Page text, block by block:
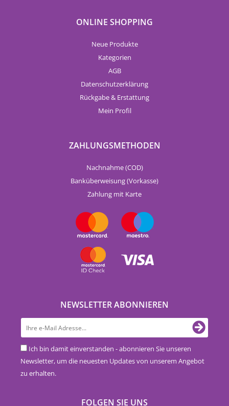
ONLINE SHOPPING
Neue Produkte
Kategorien
AGB
Datenschutzerklärung
Rückgabe & Erstattung
Mein Profil
ZAHLUNGSMETHODEN
Nachnahme (COD)
Banküberweisung (Vorkasse)
Zahlung mit Karte
NEWSLETTER ABONNIEREN
Ich bin damit einverstanden - abonnieren Sie unseren
Newsletter, um die neuesten Updates von unserem Angebot
zu erhalten.
FOLGEN SIE UNS